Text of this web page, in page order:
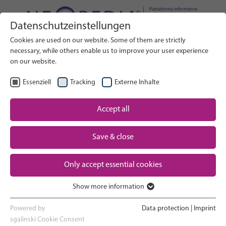
RICERCA
IT Seleziona lingua
Assistenza neonatale: Panoramica
Gravidanza e parto
Esperienza in terapia intensiva
neonatale
Ritorno a casa e crescita
Cerca nel sito web
Pagina iniziale
Partner
Contact
Datenschutzeinstellungen
Cookies are used on our website. Some of them are strictly
necessary, while others enable us to improve your user experience
on our website.
Essenziell Tracking Externe Inhalte
Accept all
Save & close
Only accept essential cookies
Essenzielle Cookies werden für grundlegende Funktionen der
Webseite benötigt. Dadurch ist gewährleistet, dass die Webseite
Show more information
Powered by
sgalinski Cookie Consent
Data protection Imprint